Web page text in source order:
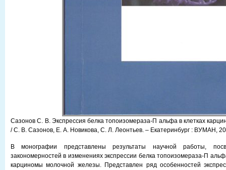
Сазонов C. B. Экспрессия белка топоизомераза-П альфа в клетках
/ С. В. Сазонов, Е. А. Новикова, С. Л. Леонтьев. – Екатеринбург : ВУМАН,
В монографии представлены результаты научной работы,
закономерностей в изменениях экспрессии белка топоизомераза-П
карциномы молочной железы. Представлен ряд особенностей